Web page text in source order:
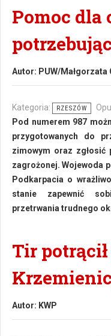
Pomoc dla
Autor: PUW/Małgorzata
Kategoria: RZESZÓW
Pod numerem 987
przygotowanych do
zimowym oraz zgłosić
zagrożonej. Wojewoda
Podkarpacia o
stanie zapewnić
przetrwania trudnego
Tir
Autor: KWP